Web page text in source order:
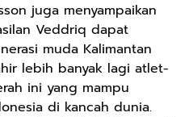
juga menyampaikan
Veddriq dapat
muda Kalimantan
lebih banyak lagi atlet-
ini yang mampu
di kancah dunia.